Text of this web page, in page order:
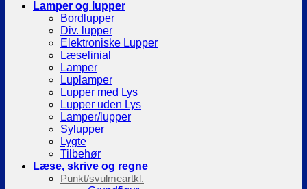
Lamper og lupper
Bordlupper
Div. lupper
Elektroniske Lupper
Læselinial
Lamper
Luplamper
Lupper med Lys
Lupper uden Lys
Lamper/lupper
Sylupper
Lygte
Tilbehør
Læse, skrive og regne
Punkt/svulmeartkl.